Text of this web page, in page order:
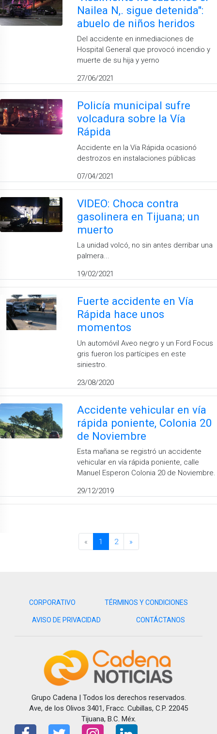
Nailea N,. sigue detenida'':
abuelo de niños heridos
Del accidente en inmediaciones de
Hospital General que provocó incendio y
muerte de su hija y yerno
27/06/2021
Policía municipal sufre
volcadura sobre la Vía
Rápida
Accidente en la Vía Rápida ocasionó
destrozos en instalaciones públicas
07/04/2021
VIDEO: Choca contra
gasolinera en Tijuana; un
muerto
La unidad volcó, no sin antes derribar una
palmera...
19/02/2021
Fuerte accidente en Vía
Rápida hace unos
momentos
Un automóvil Aveo negro y un Ford Focus
gris fueron los partícipes en este
siniestro.
23/08/2020
Accidente vehicular en vía
rápida poniente, Colonia 20
de Noviembre
Esta mañana se registró un accidente
vehicular en vía rápida poniente, calle
Manuel Esperon Colonia 20 de Noviembre.
29/12/2019
« 1 2 »
CORPORATIVO TÉRMINOS Y CONDICIONES
AVISO DE PRIVACIDAD CONTÁCTANOS
Grupo Cadena | Todos los derechos reservados.
Ave, de los Olivos 3401, Fracc. Cubillas, C.P. 22045
Tijuana, B.C. Méx.